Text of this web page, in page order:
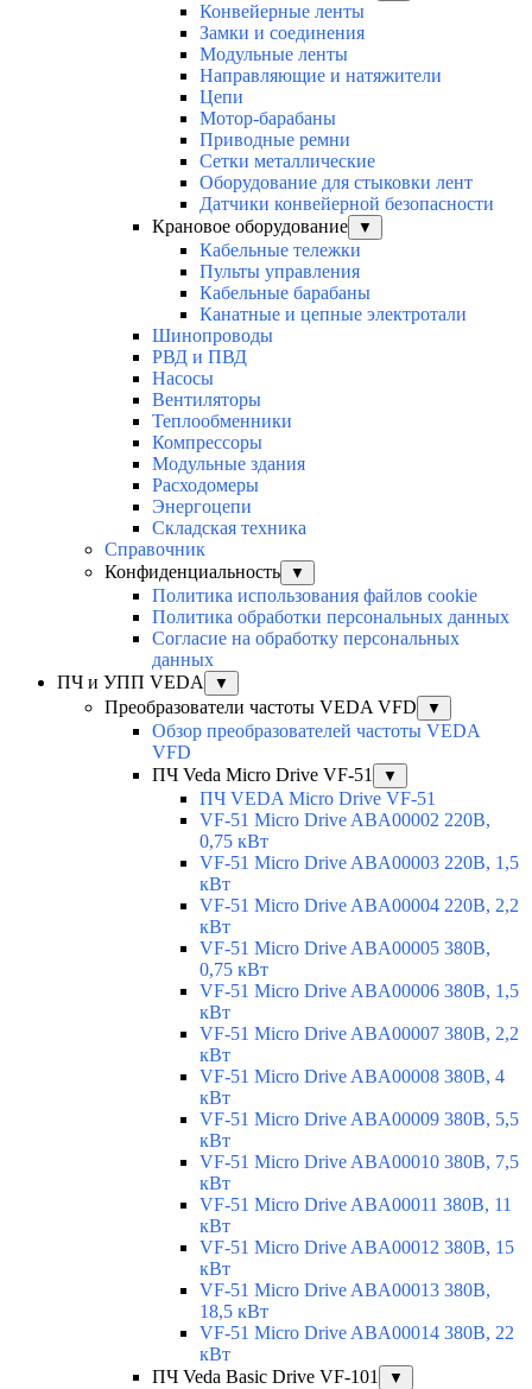
Конвейерные ленты
Замки и соединения
Модульные ленты
Направляющие и натяжители
Цепи
Мотор-барабаны
Приводные ремни
Сетки металлические
Оборудование для стыковки лент
Датчики конвейерной безопасности
Крановое оборудование
▼
Кабельные тележки
Пульты управления
Кабельные барабаны
Канатные и цепные электротали
Шинопроводы
РВД и ПВД
Насосы
Вентиляторы
Теплообменники
Компрессоры
Модульные здания
Расходомеры
Энергоцепи
Складская техника
Справочник
Конфиденциальность
▼
Политика использования файлов cookie
Политика обработки персональных данных
Согласие на обработку персональных
данных
ПЧ и УПП VEDA
▼
Преобразователи частоты VEDA VFD ▼
Обзор преобразователей частоты VEDA
VFD
ПЧ Veda Micro Drive VF-51
▼
ПЧ VEDA Micro Drive VF-51
VF-51 Micro Drive ABA00002 220В,
0,75 кВт
VF-51 Micro Drive ABA00003 220В, 1,5
кВт
VF-51 Micro Drive ABA00004 220В, 2,2
кВт
VF-51 Micro Drive ABA00005 380В,
0,75 кВт
VF-51 Micro Drive ABA00006 380В, 1,5
кВт
VF-51 Micro Drive ABA00007 380В, 2,2
кВт
VF-51 Micro Drive ABA00008 380В, 4
кВт
VF-51 Micro Drive ABA00009 380В, 5,5
кВт
VF-51 Micro Drive ABA00010 380В, 7,5
кВт
VF-51 Micro Drive ABA00011 380В, 11
кВт
VF-51 Micro Drive ABA00012 380В, 15
кВт
VF-51 Micro Drive ABA00013 380В,
18,5 кВт
VF-51 Micro Drive ABA00014 380В, 22
кВт
ПЧ Veda Basic Drive VF-101
▼